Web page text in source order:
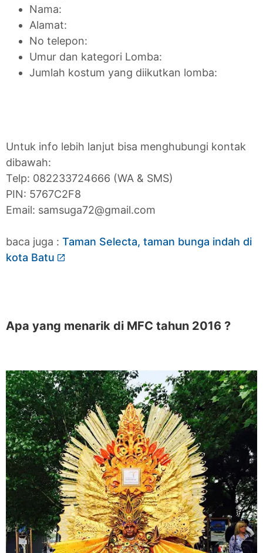
Nama:
Alamat:
No telepon:
Umur dan kategori Lomba:
Jumlah kostum yang diikutkan lomba:
Untuk info lebih lanjut bisa menghubungi kontak
dibawah:
Telp: 082233724666 (WA & SMS)
PIN: 5767C2F8
Email: samsuga72@gmail.com
baca juga : Taman Selecta, taman bunga indah di
kota Batu
Apa yang menarik di MFC tahun 2016 ?